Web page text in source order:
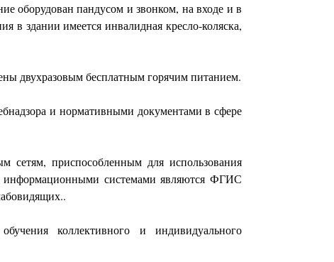
оборудован пандусом и звонком, на входе и в
в здании имеется инвалидная кресло-коляска,
двухразовым бесплатным горячим питанием.
и нормативными документами в сфере
приспособленным для использования
системами являются ФГИС
коллективного и индивидуального